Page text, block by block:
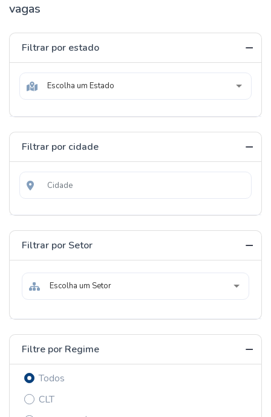
vagas
Filtrar por estado
Escolha um Estado
Filtrar por cidade
Filtrar por Setor
Escolha um Setor
Filtre por Regime
Todos
CLT